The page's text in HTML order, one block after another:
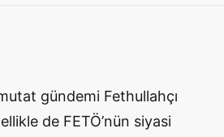
gündemi Fethullahçı
de FETÖ’nün siyasi